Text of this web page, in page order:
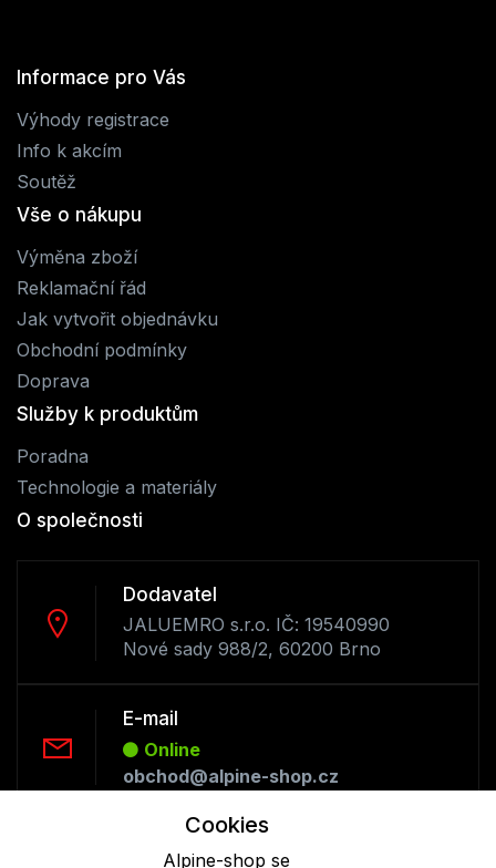
Informace pro Vás
Výhody registrace
Info k akcím
Soutěž
Vše o nákupu
Výměna zboží
Reklamační řád
Jak vytvořit objednávku
Obchodní podmínky
Doprava
Služby k produktům
Poradna
Technologie a materiály
O společnosti
Dodavatel
JALUEMRO s.r.o. IČ: 19540990
Nové sady 988/2, 60200 Brno
E-mail
Online
obchod@alpine-shop.cz
Cookies
Alpine-shop se